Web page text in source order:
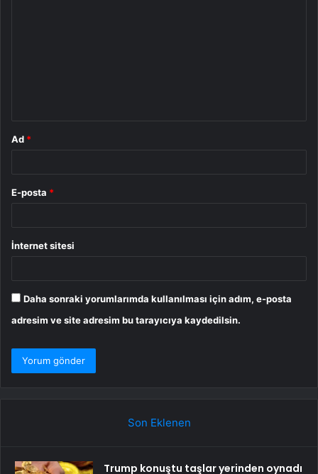
Ad *
E-posta *
İnternet sitesi
Daha sonraki yorumlarımda kullanılması için adım, e-posta
adresim ve site adresim bu tarayıcıya kaydedilsin.
Son Eklenen
Trump konuştu taşlar yerinden oynadı